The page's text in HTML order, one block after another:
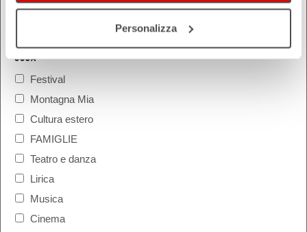
Personalizza
COSA
Festival
Montagna Mia
Cultura estero
FAMIGLIE
Teatro e danza
Lirica
Musica
Cinema